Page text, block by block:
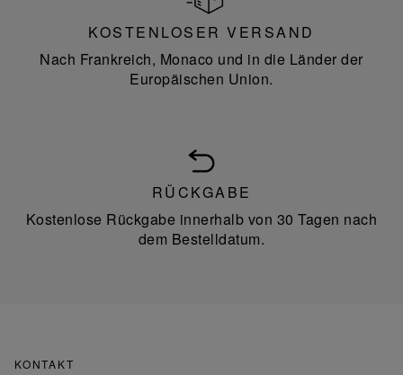
KOSTENLOSER VERSAND
Nach Frankreich, Monaco und in die Länder der
Europäischen Union.
RÜCKGABE
Kostenlose Rückgabe innerhalb von 30 Tagen nach
dem Bestelldatum.
KONTAKT